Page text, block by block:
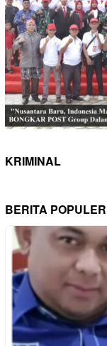
KRIMINAL
BERITA POPULER